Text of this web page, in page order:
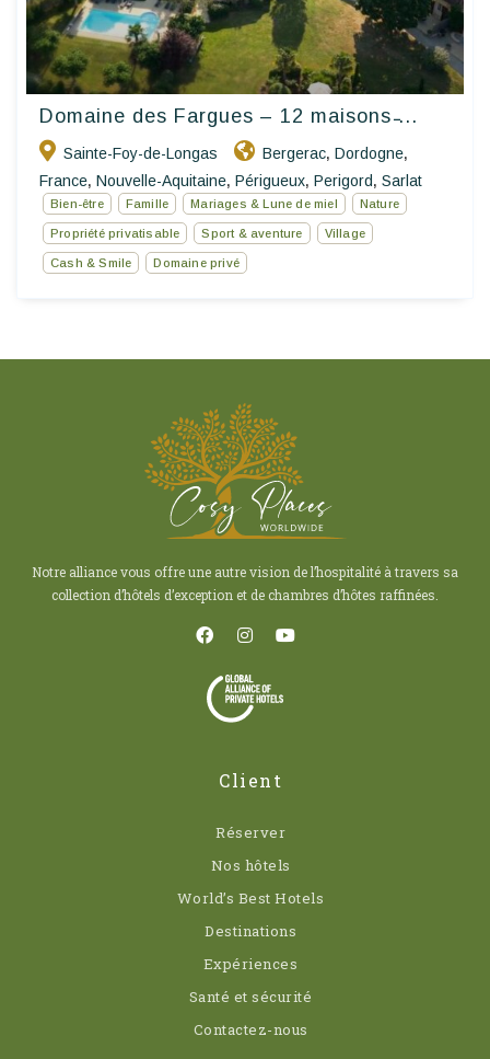
Domaine des Fargues – 12 maisons ̵...
Sainte-Foy-de-Longas Bergerac, Dordogne,
France, Nouvelle-Aquitaine, Périgueux, Perigord , Sarlat
Bien-être Famille Mariages & Lune de miel Nature
Propriété privatisable Sport & aventure Village
Cash & Smile Domaine privé
Notre alliance vous offre une autre vision de l’hospitalité à travers sa
collection d’hôtels d’exception et de chambres d’hôtes raffinées.
Client
Réserver
Nos hôtels
World’s Best Hotels
Destinations
Expériences
Santé et sécurité
Contactez-nous